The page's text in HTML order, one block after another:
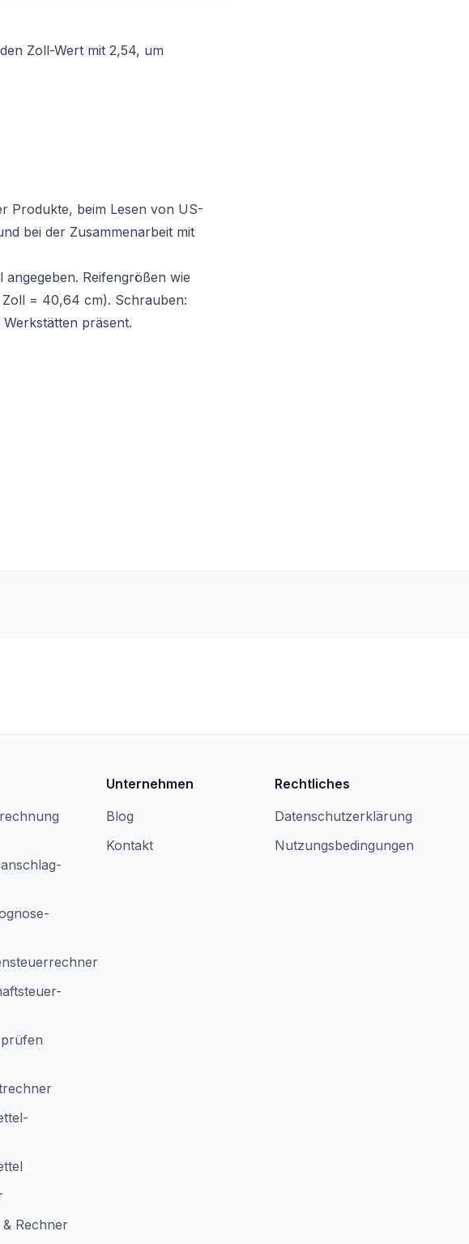
Zoll-Wert mit 2,54, um
Produkte, beim Lesen von US-
bei der Zusammenarbeit mit
Reifengrößen wie
Zoll = 40,64 cm). Schrauben:
präsent.
Rechner
Unternehmen
Blog
Kontakt
Rechtliches
Datenschutzerklärung
Nutzungsbedingungen